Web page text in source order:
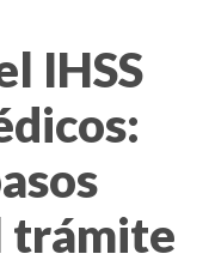
IHSS
trámite